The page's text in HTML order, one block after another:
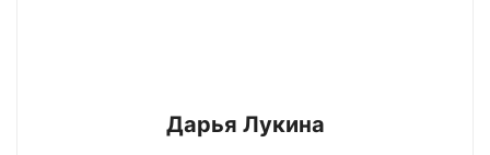
Дарья Лукина